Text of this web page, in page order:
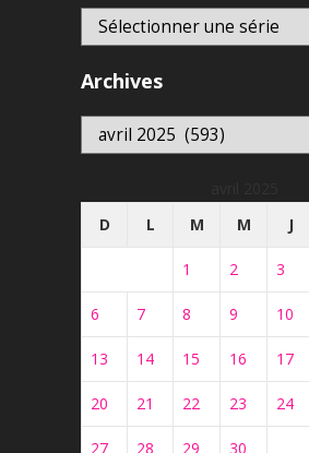
Archives
Archives
D
L M M J
1 2 3
6 7 8 9 10
13 14 15 16 17
20 21 22 23 24
27 28 29 30